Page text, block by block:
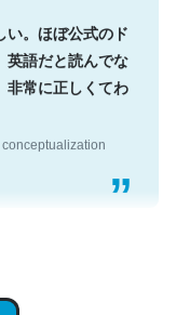
。ほぼ公式のド
非常に正しくてわ
/続編来た